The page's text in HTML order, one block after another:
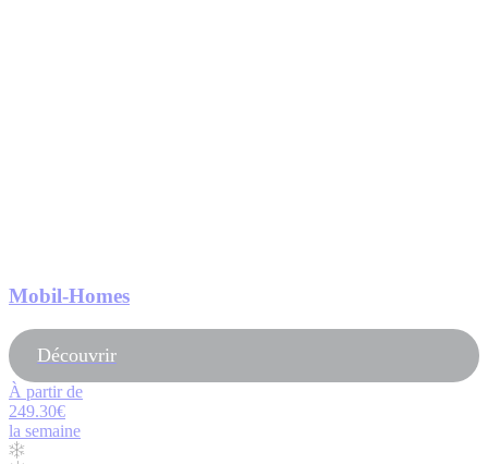
Mobil-Homes
Découvrir
À partir de
249.30€
la semaine